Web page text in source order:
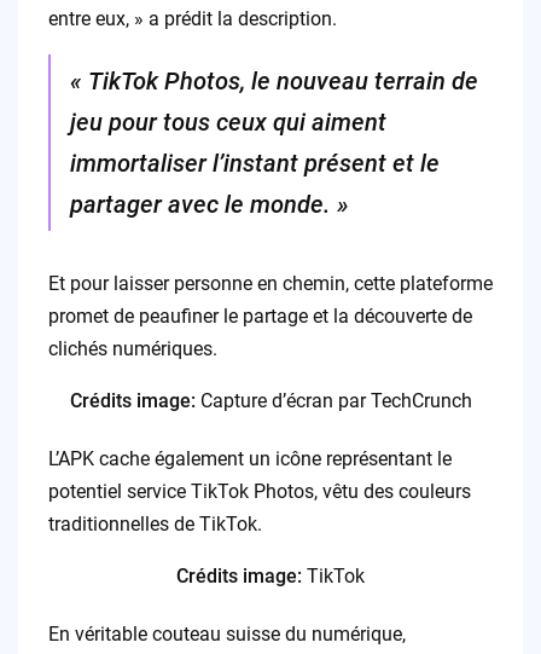
entre eux, » a prédit la description.
« TikTok Photos, le nouveau terrain de
jeu pour tous ceux qui aiment
immortaliser l’instant présent et le
partager avec le monde. »
Et pour laisser personne en chemin, cette plateforme
promet de peaufiner le partage et la découverte de
clichés numériques.
Crédits image: Capture d’écran par TechCrunch
L’APK cache également un icône représentant le
potentiel service TikTok Photos, vêtu des couleurs
traditionnelles de TikTok.
Crédits image: TikTok
En véritable couteau suisse du numérique,